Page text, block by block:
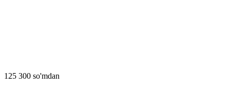
125 300 so'mdan